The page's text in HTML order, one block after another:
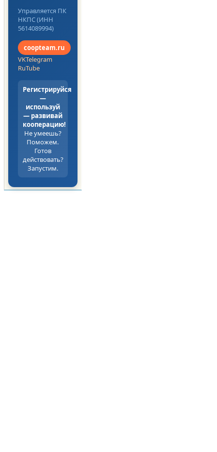
Управляется ПК
НКПС (ИНН
5614089994)
coopteam.ru
VKTelegram
RuTube
Регистрируйся
—
используй
— развивай
кооперацию!
Не умеешь?
Поможем.
Готов
действовать?
Запустим.